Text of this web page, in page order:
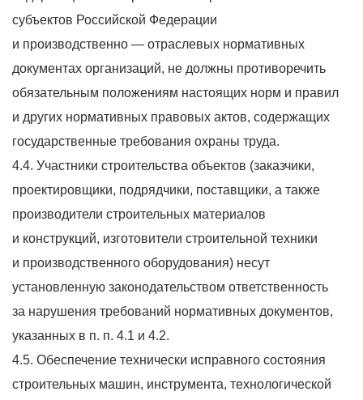
субъектов Российской Федерации
и производственно — отраслевых нормативных
документах организаций, не должны противоречить
обязательным положениям настоящих норм и правил
и других нормативных правовых актов, содержащих
государственные требования охраны труда.
4.4. Участники строительства объектов (заказчики,
проектировщики, подрядчики, поставщики, а также
производители строительных материалов
и конструкций, изготовители строительной техники
и производственного оборудования) несут
установленную законодательством ответственность
за нарушения требований нормативных документов,
указанных в п. п. 4.1 и 4.2.
4.5. Обеспечение технически исправного состояния
строительных машин, инструмента, технологической